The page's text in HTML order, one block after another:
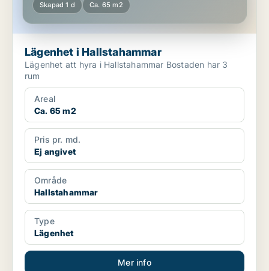
Skapad 1 d Ca. 65 m2
Lägenhet i Hallstahammar
Lägenhet att hyra i Hallstahammar Bostaden har 3
rum
Areal
Ca. 65 m2
Pris pr. md.
Ej angivet
Område
Hallstahammar
Type
Lägenhet
Mer info